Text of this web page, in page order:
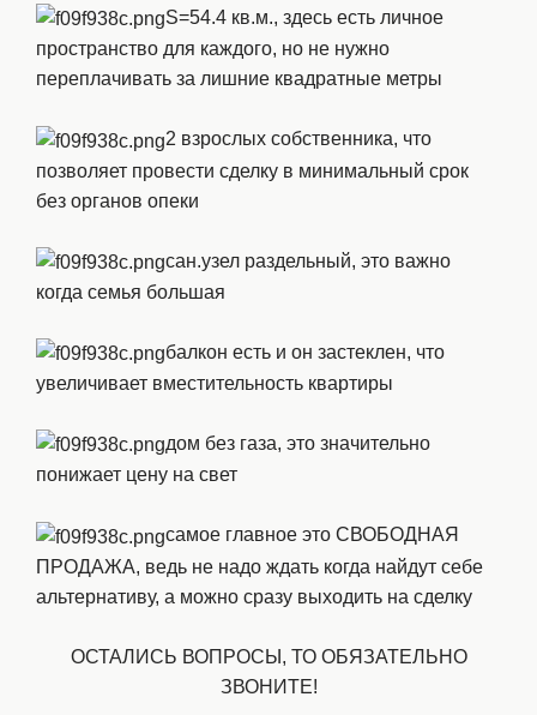
S=54.4 кв.м., здесь есть личное
пространство для каждого, но не нужно
переплачивать за лишние квадратные метры
2 взрослых собственника, что
позволяет провести сделку в минимальный срок
без органов опеки
сан.узел раздельный, это важно
когда семья большая
балкон есть и он застеклен, что
увеличивает вместительность квартиры
дом без газа, это значительно
понижает цену на свет
самое главное это СВОБОДНАЯ
ПРОДАЖА, ведь не надо ждать когда найдут себе
альтернативу, а можно сразу выходить на сделку
ОСТАЛИСЬ ВОПРОСЫ, ТО ОБЯЗАТЕЛЬНО
ЗВОНИТЕ!